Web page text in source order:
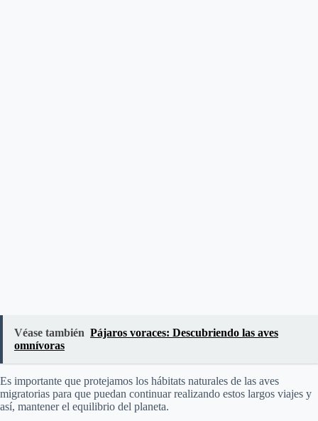
Véase también Pájaros voraces: Descubriendo las aves
omnívoras
Es importante que protejamos los hábitats naturales de las aves
migratorias para que puedan continuar realizando estos largos viajes y
así, mantener el equilibrio del planeta.